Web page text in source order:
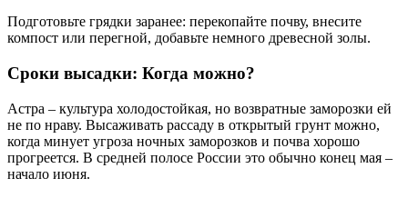
Подготовьте грядки заранее: перекопайте почву, внесите
компост или перегной, добавьте немного древесной золы.
Сроки высадки: Когда можно?
Астра – культура холодостойкая, но возвратные заморозки ей
не по нраву. Высаживать рассаду в открытый грунт можно,
когда минует угроза ночных заморозков и почва хорошо
прогреется. В средней полосе России это обычно конец мая –
начало июня.